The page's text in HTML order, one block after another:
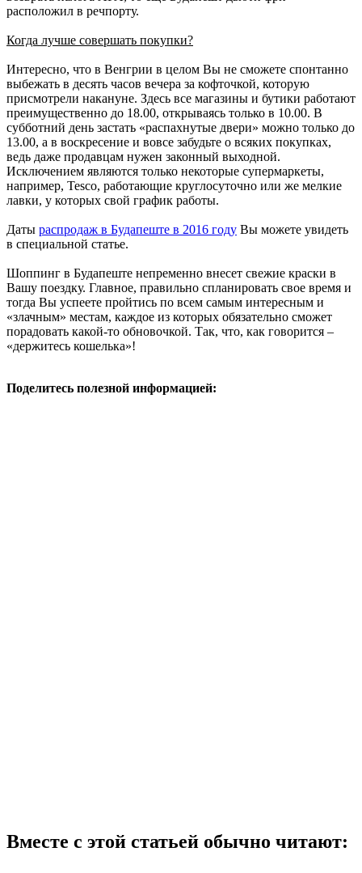
расположил в речпорту.
Когда лучше совершать покупки?
Интересно, что в Венгрии в целом Вы не сможете спонтанно
выбежать в десять часов вечера за кофточкой, которую
присмотрели накануне. Здесь все магазины и бутики работают
преимущественно до 18.00, открываясь только в 10.00. В
субботний день застать «распахнутые двери» можно только до
13.00, а в воскресение и вовсе забудьте о всяких покупках,
ведь даже продавцам нужен законный выходной.
Исключением являются только некоторые супермаркеты,
например, Tesco, работающие круглосуточно или же мелкие
лавки, у которых свой график работы.
Даты распродаж в Будапеште в 2016 году Вы можете увидеть
в специальной статье.
Шоппинг в Будапеште непременно внесет свежие краски в
Вашу поездку. Главное, правильно спланировать свое время и
тогда Вы успеете пройтись по всем самым интересным и
«злачным» местам, каждое из которых обязательно сможет
порадовать какой-то обновочкой. Так, что, как говорится –
«держитесь кошелька»!
Поделитесь полезной информацией:
Вместе с этой статьей обычно читают: